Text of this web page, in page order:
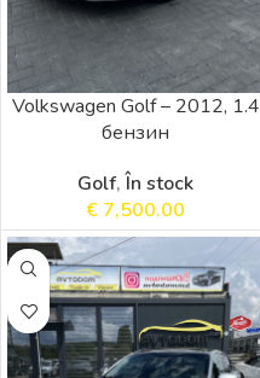
Volkswagen Golf – 2012, 1.4
бензин
Golf,În stock
€ 7,500.00